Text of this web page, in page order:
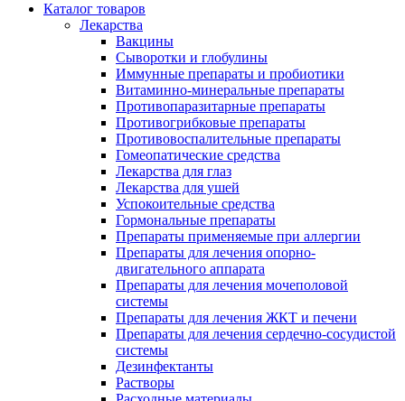
Каталог товаров
Лекарства
Вакцины
Сыворотки и глобулины
Иммунные препараты и пробиотики
Витаминно-минеральные препараты
Противопаразитарные препараты
Противогрибковые препараты
Противовоспалительные препараты
Гомеопатические средства
Лекарства для глаз
Лекарства для ушей
Успокоительные средства
Гормональные препараты
Препараты применяемые при аллергии
Препараты для лечения опорно-
двигательного аппарата
Препараты для лечения мочеполовой
системы
Препараты для лечения ЖКТ и печени
Препараты для лечения сердечно-сосудистой
системы
Дезинфектанты
Растворы